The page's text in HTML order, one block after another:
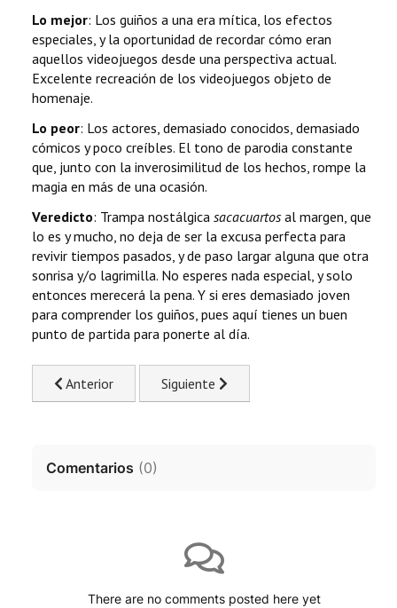
Lo mejor: Los guiños a una era mítica, los efectos
especiales, y la oportunidad de recordar cómo eran
aquellos videojuegos desde una perspectiva actual.
Excelente recreación de los videojuegos objeto de
homenaje.
Lo peor: Los actores, demasiado conocidos, demasiado
cómicos y poco creíbles. El tono de parodia constante
que, junto con la inverosimilitud de los hechos, rompe la
magia en más de una ocasión.
Veredicto: Trampa nostálgica sacacuartos al margen, que
lo es y mucho, no deja de ser la excusa perfecta para
revivir tiempos pasados, y de paso largar alguna que otra
sonrisa y/o lagrimilla. No esperes nada especial, y solo
entonces merecerá la pena. Y si eres demasiado joven
para comprender los guiños, pues aquí tienes un buen
punto de partida para ponerte al día.
Previous article: Explicación: La llegada (Arrival, 2016)
Anterior Next article: Películas para la Noche
Siguiente
Comentarios (0)
There are no comments posted here yet